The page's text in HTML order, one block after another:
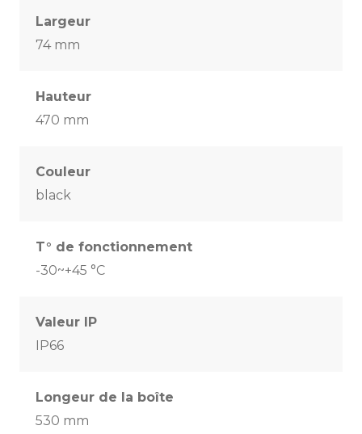
Largeur
74 mm
Hauteur
470 mm
Couleur
black
T° de fonctionnement
-30~+45 °C
Valeur IP
IP66
Longeur de la boîte
530 mm